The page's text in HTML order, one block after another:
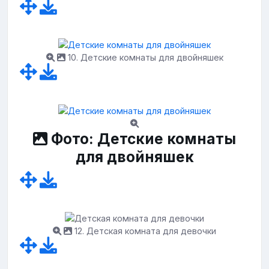
10. Детские комнаты для двойняшек
Фото: Детские комнаты
для двойняшек
12. Детская комната для девочки